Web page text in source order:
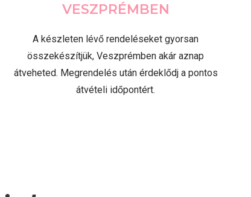
VESZPRÉMBEN
A készleten lévő rendeléseket gyorsan
összekészítjük, Veszprémben akár aznap
átveheted. Megrendelés után érdeklődj a pontos
átvételi időpontért.